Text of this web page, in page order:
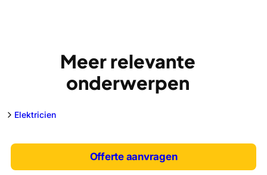
Meer relevante
onderwerpen
Elektricien
Offerte aanvragen